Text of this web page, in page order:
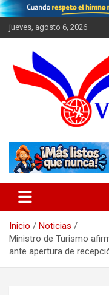
Saltar
al
contenido
jueves, agosto 6, 2026
Visitantes
Inicio
Noticias
Ministro de Turismo
ante apertura de